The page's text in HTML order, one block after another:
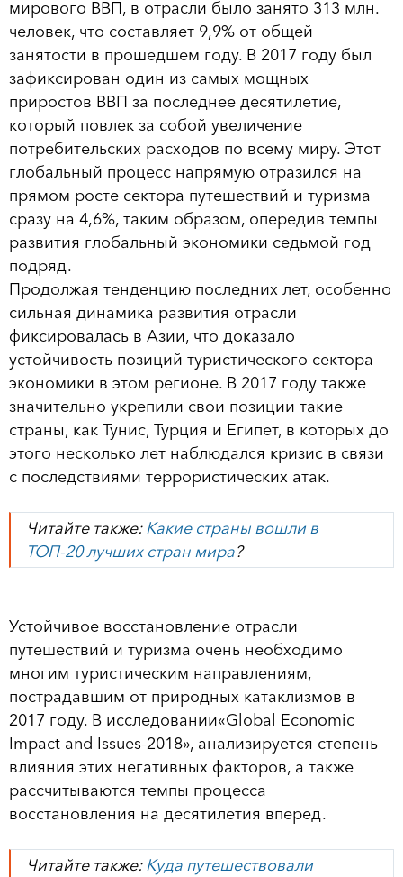
мирового ВВП, в отрасли было занято 313 млн.
человек, что составляет 9,9% от общей
занятости в прошедшем году. В 2017 году был
зафиксирован один из самых мощных
приростов ВВП за последнее десятилетие,
который повлек за собой увеличение
потребительских расходов по всему миру. Этот
глобальный процесс напрямую отразился на
прямом росте сектора путешествий и туризма
сразу на 4,6%, таким образом, опередив темпы
развития глобальный экономики седьмой год
подряд.
Продолжая тенденцию последних лет, особенно
сильная динамика развития отрасли
фиксировалась в Азии, что доказало
устойчивость позиций туристического сектора
экономики в этом регионе. В 2017 году также
значительно укрепили свои позиции такие
страны, как Тунис, Турция и Египет, в которых до
этого несколько лет наблюдался кризис в связи
с последствиями террористических атак.
Читайте также:Какие страны вошли в
ТОП-20 лучших стран мира?
Устойчивое восстановление отрасли
путешествий и туризма очень необходимо
многим туристическим направлениям,
пострадавшим от природных катаклизмов в
2017 году. В исследовании«Global Еconomic
Impact and Issues-2018», анализируется степень
влияния этих негативных факторов, а также
рассчитываются темпы процесса
восстановления на десятилетия вперед.
Читайте также:Куда путешествовали